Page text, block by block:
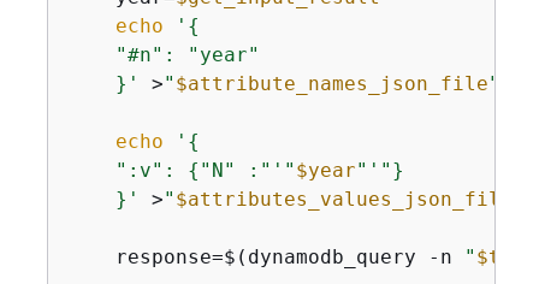
echo
' {
    "#n": "year"
    }'
>" $attribute_names_json_file"
echo ' {
    ":v":
{ "N" :"' " $year" '"}
    }'
>" $attributes_values_json_file
    response=$(dynamodb_query -n
"